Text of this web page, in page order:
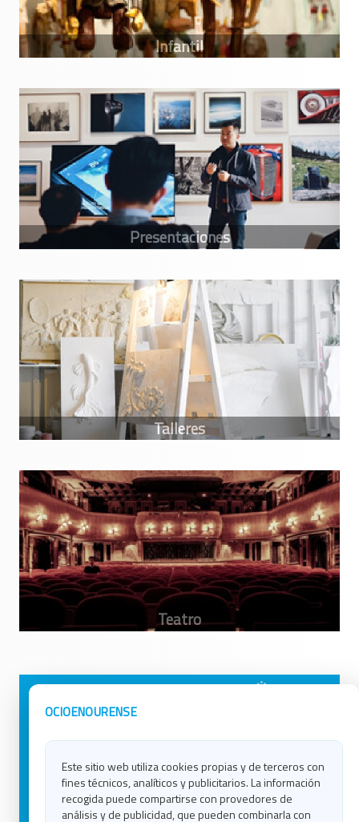
OCIOENOURENSE
Este sitio web utiliza cookies propias y de terceros con
fines técnicos, analíticos y publicitarios. La información
recogida puede compartirse con provedores de
análisis y de publicidad, que pueden combinarla con
Avisos Legales
Contacto
Política de Cookies
Ocio en Lugo
Ocio en Ourense
Ocio en Pontevedra